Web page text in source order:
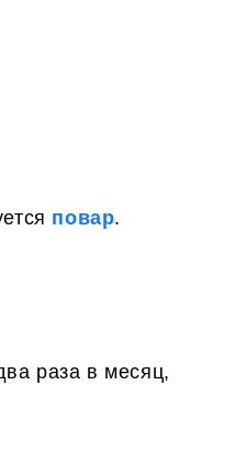
повар.
раза в месяц,